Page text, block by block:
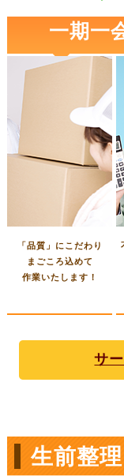
一期一
「品質」にこだわり
まごころ込めて
作業いたします！
サ
生前整